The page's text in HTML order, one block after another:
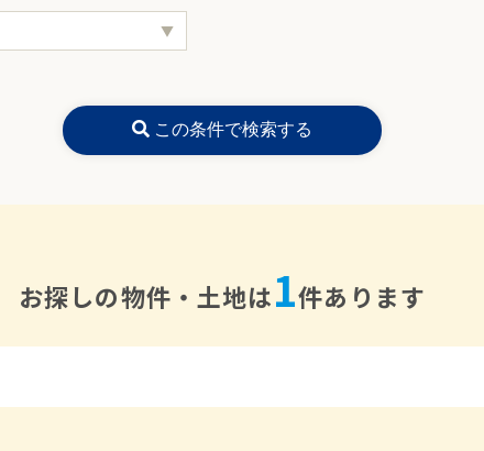
この条件で検索する
お探しの物件・土地は1件あります